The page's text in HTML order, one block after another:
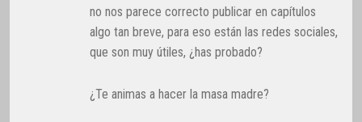
no nos parece correcto publicar en capítulos
algo tan breve, para eso están las redes sociales,
que son muy útiles, ¿has probado?
¿Te animas a hacer la masa madre?